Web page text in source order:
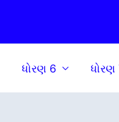
ધોરણ 6 ધોરણ